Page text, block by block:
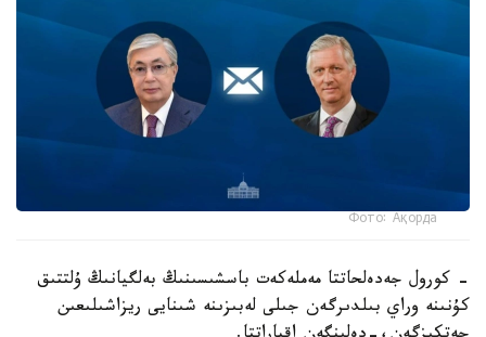
Фото: Ақорда
- كورول جەدەلحاتتا مەملەكەت باسشىسىنىڭ بەلگيانىڭ ۇلتتىق
كۇنىنە وراي بىلدىرگەن جىلى لەبىزىنە شىنايى ريزاشىلىعىن